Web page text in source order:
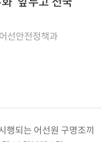
선안전정책과
행되는 어선원 구명조끼